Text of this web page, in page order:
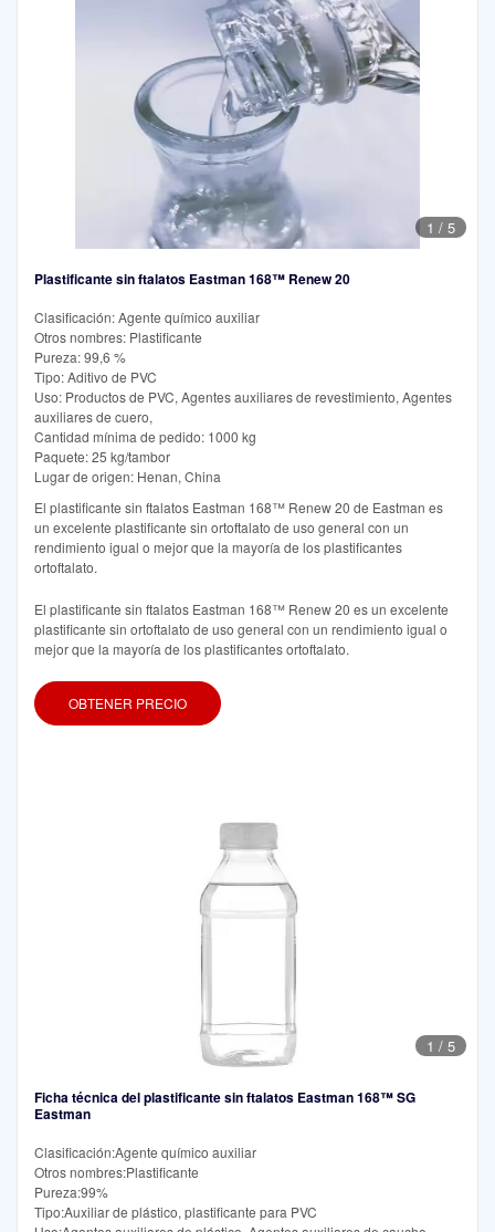
1 / 5
Plastificante sin ftalatos Eastman 168™ Renew 20
Clasificación: Agente químico auxiliar
Otros nombres: Plastificante
Pureza: 99,6 %
Tipo: Aditivo de PVC
Uso: Productos de PVC, Agentes auxiliares de revestimiento, Agentes
auxiliares de cuero,
Cantidad mínima de pedido: 1000 kg
Paquete: 25 kg/tambor
Lugar de origen: Henan, China
El plastificante sin ftalatos Eastman 168™ Renew 20 de Eastman es
un excelente plastificante sin ortoftalato de uso general con un
rendimiento igual o mejor que la mayoría de los plastificantes
ortoftalato.
El plastificante sin ftalatos Eastman 168™ Renew 20 es un excelente
plastificante sin ortoftalato de uso general con un rendimiento igual o
mejor que la mayoría de los plastificantes ortoftalato.
OBTENER PRECIO
1 / 5
Ficha técnica del plastificante sin ftalatos Eastman 168™ SG
Eastman
Clasificación:Agente químico auxiliar
Otros nombres:Plastificante
Pureza:99%
Tipo:Auxiliar de plástico, plastificante para PVC